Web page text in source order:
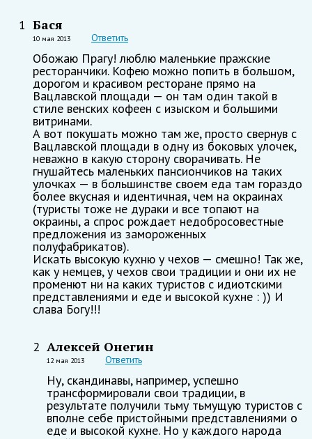
1 Бася
10 мая 2013 Ответить
Обожаю Прагу! люблю маленькие пражские
ресторанчики. Кофею можно попить в большом,
дорогом и красивом ресторане прямо на
Вацлавской площади — он там один такой в
стиле венских кофеен с изыском и большими
витринами.
А вот покушать можно там же, просто свернув с
Вацлавской площади в одну из боковых улочек,
неважно в какую сторону сворачивать. Не
гнушайтесь маленьких пансиончиков на таких
улочках — в большинстве своем еда там гораздо
более вкусная и идентичная, чем на окраинах
(туристы тоже не дураки и все топают на
окраины, а спрос рождает недобросовестные
предложения из замороженных
полуфабрикатов).
Искать высокую кухню у чехов — смешно! Так же,
как у немцев, у чехов свои традиции и они их не
променют ни на каких туристов с идиотскими
представлениями и еде и высокой кухне : )) И
слава Богу!!!
2 Алексей Онегин
12 мая 2013 Ответить
Ну, скандинавы, например, успешно
трансформировали свои традиции, в
результате получили тьму тьмущую туристов с
вполне себе пристойными представлениями о
еде и высокой кухне. Но у каждого народа